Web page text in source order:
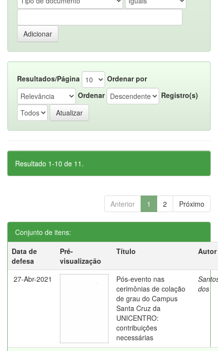
Resultados/Página
Ordenar por
Ordenar
Registro(s)
Resultado 1-10 de 11.
Anterior 1 2 Próximo
Conjunto de itens:
Data de
defesa
Pré-
visualização
Título Autor
27-Abr-2021
Pós-evento nas
cerimônias de colação
de grau do Campus
Santa Cruz da
UNICENTRO:
contribuições
necessárias
dos